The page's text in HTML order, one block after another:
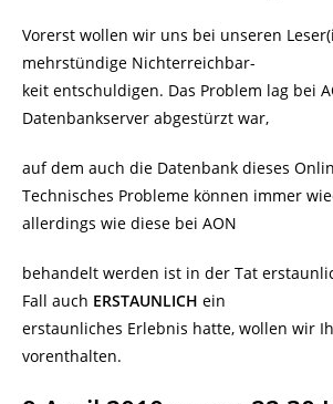
Vorerst wollen wir uns bei unseren
mehrstündige Nichterreichbar-
keit entschuldigen. Das Problem lag bei
Datenbankserver abgestürzt war,
auf dem auch die Datenbank dieses
Technisches Probleme können immer
allerdings wie diese bei AON
behandelt werden ist in der Tat
Fall auch ERSTAUNLICH ein
erstaunliches Erlebnis hatte, wollen wir
vorenthalten.